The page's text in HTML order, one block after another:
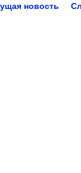
новость